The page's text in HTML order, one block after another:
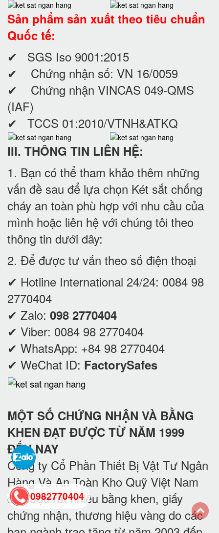
Sản phẩm sản xuất theo tiêu chuẩn
Quốc tế:
✔ SGS Iso 9001:2015
✔ Chứng nhận số: VN 16/0059
✔ Chứng nhận VINCAS 049-QMS
(IAF)
✔ TCCS 01:2010/VTNH&ATKQ
III. THÔNG TIN LIÊN HỆ:
1. Bạn có thể tham khảo thêm những
vấn đề sau để lựa chọn Két sắt chống
cháy an toàn phù hợp với nhu cầu của
mình hoặc liên hệ với chúng tôi theo
thông tin dưới đây:
2. Để được tư vấn theo số điện thoại
✔ Hotline International 24/24: 0084 98
2770404
✔ Zalo: 098 2770404
✔ Viber: 0084 98 2770404
✔ WhatsApp: +84 98 2770404
✔ WeChat ID: FactorySafes
MỘT SỐ CHỨNG NHẬN VÀ BẰNG
KHEN ĐẠT ĐƯỢC TỪ NĂM 1999
ĐẾN NAY
Công ty Cổ Phần Thiết Bị Vật Tư Ngân
Hàng Và An Toàn Kho Quỹ Việt Nam
đã được rất nhiều bằng khen, giấy
chứng nhận, thương hiệu vàng do các
0982770404
back